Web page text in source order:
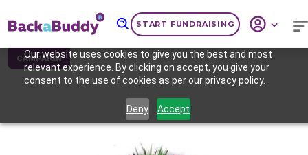
Our website uses cookies to give you the best and most
relevant experience. By clicking on accept, you give your
consent to the use of cookies as per our privacy policy.
Deny Accept
START FUNDRAISING
CAMPAIGN